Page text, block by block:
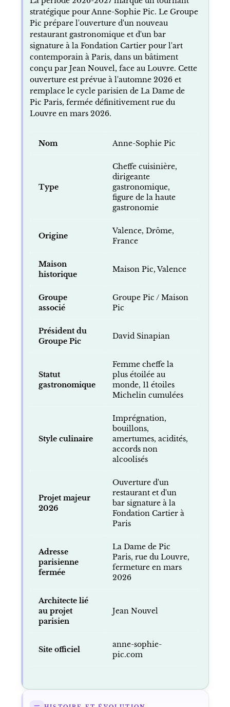
stratégique pour Anne-Sophie Pic. Le Groupe
Pic prépare l'ouverture d'un nouveau
restaurant gastronomique et d'un bar
signature à la Fondation Cartier pour l'art
contemporain à Paris, dans un bâtiment
conçu par Jean Nouvel, face au Louvre. Cette
ouverture est prévue à l'automne 2026 et
remplace le cycle parisien de La Dame de
Pic Paris, fermée définitivement rue du
Louvre en mars 2026.
Nom Anne-Sophie Pic
Type
Cheffe cuisinière,
dirigeante
gastronomique,
figure de la haute
gastronomie
Origine
Valence, Drôme,
France
Maison
historique
Maison Pic, Valence
Groupe
associé
Groupe Pic / Maison
Pic
Président du
Groupe Pic
David Sinapian
Statut
gastronomique
Femme cheffe la
plus étoilée au
monde, 11 étoiles
Michelin cumulées
Style culinaire
Imprégnation,
bouillons,
amertumes, acidités,
accords non
alcoolisés
Projet majeur
2026
Ouverture d'un
restaurant et d'un
bar signature à la
Fondation Cartier à
Paris
Adresse
parisienne
fermée
La Dame de Pic
Paris, rue du Louvre,
fermeture en mars
2026
Architecte lié
au projet
parisien
Jean Nouvel
Site officiel
anne-sophie-
pic.com